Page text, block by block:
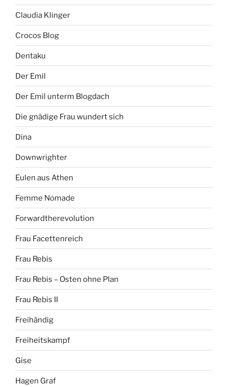
Claudia Klinger
Crocos Blog
Dentaku
Der Emil
Der Emil unterm Blogdach
Die gnädige Frau wundert sich
Dina
Downwrighter
Eulen aus Athen
Femme Nomade
Forwardtherevolution
Frau Facettenreich
Frau Rebis
Frau Rebis – Osten ohne Plan
Frau Rebis II
Freihändig
Freiheitskampf
Gise
Hagen Graf